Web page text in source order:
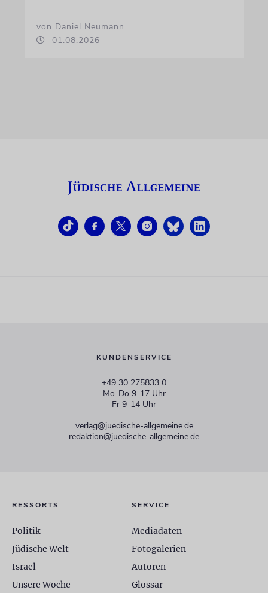
von Daniel Neumann
01.08.2026
KUNDENSERVICE
+49 30 275833 0
Mo-Do 9-17 Uhr
Fr 9-14 Uhr
verlag@juedische-allgemeine.de
redaktion@juedische-allgemeine.de
RESSORTS
Politik
Jüdische Welt
Israel
Unsere Woche
SERVICE
Mediadaten
Fotogalerien
Autoren
Glossar